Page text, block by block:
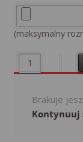
(maksymalny
ilość Zawieszka
Brakuje
Kontynuuj